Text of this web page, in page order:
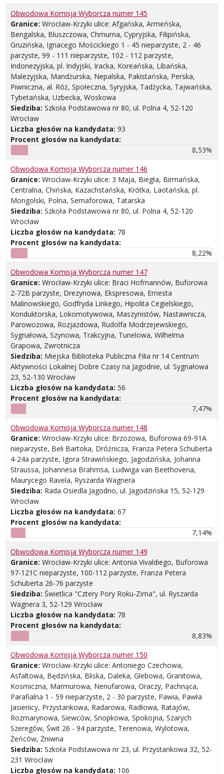
Obwodowa Komisja Wyborcza numer 145
Granice: Wrocław-Krzyki ulice: Afgańska, Armeńska,
Bengalska, Bluszczowa, Chmurna, Cypryjska, Filipińska,
Gruzińska, Ignacego Mościckiego 1 - 45 nieparzyste, 2 - 46
parzyste, 99 - 111 nieparzyste, 102 - 112 parzyste,
Indonezyjska, pl. Indyjski, Iracka, Koreańska, Libańska,
Malezyjska, Mandżurska, Nepalska, Pakistańska, Perska,
Piwniczna, al. Róż, Społeczna, Syryjska, Tadżycka, Tajwańska,
Tybetańska, Uzbecka, Woskowa
Siedziba: Szkoła Podstawowa nr 80, ul. Polna 4, 52-120
Wrocław
Liczba głosów na kandydata: 93
Procent głosów na kandydata:
8,53%
Obwodowa Komisja Wyborcza numer 146
Granice: Wrocław-Krzyki ulice: 3 Maja, Biegła, Birmańska,
Centralna, Chińska, Kazachstańska, Krótka, Laotańska, pl.
Mongolski, Polna, Semaforowa, Tatarska
Siedziba: Szkoła Podstawowa nr 80, ul. Polna 4, 52-120
Wrocław
Liczba głosów na kandydata: 78
Procent głosów na kandydata:
8,22%
Obwodowa Komisja Wyborcza numer 147
Granice: Wrocław-Krzyki ulice: Braci Hofmannów, Buforowa
2-72B parzyste, Drezynowa, Ekspresowa, Ernesta
Malinowskiego, Godfryda Linkego, Hipolita Cegielskiego,
Konduktorska, Lokomotywowa, Maszynistów, Nastawnicza,
Parowozowa, Rozjazdowa, Rudolfa Modrzejewskiego,
Sygnałowa, Szynowa, Trakcyjna, Tunelowa, Wilhelma
Grapowa, Zwrotnicza
Siedziba: Miejska Biblioteka Publiczna Filia nr 14 Centrum
Aktywności Lokalnej Dobre Czasy na Jagodnie, ul. Sygnałowa
23, 52-130 Wrocław
Liczba głosów na kandydata: 56
Procent głosów na kandydata:
7,47%
Obwodowa Komisja Wyborcza numer 148
Granice: Wrocław-Krzyki ulice: Brzozowa, Buforowa 69-91A
nieparzyste, Beli Bartoka, Dróżnicza, Franza Petera Schuberta
4-24a parzyste, Igora Strawińskiego, Jagodzińska, Johanna
Straussa, Johannesa Brahmsa, Ludwiga van Beethovena,
Maurycego Ravela, Ryszarda Wagnera
Siedziba: Rada Osiedla Jagodno, ul. Jagodzińska 15, 52-129
Wrocław
Liczba głosów na kandydata: 67
Procent głosów na kandydata:
7,14%
Obwodowa Komisja Wyborcza numer 149
Granice: Wrocław-Krzyki ulice: Antonia Vivaldiego, Buforowa
97-121C nieparzyste, 100-112 parzyste, Franza Petera
Schuberta 26-76 parzyste
Siedziba: Świetlica "Cztery Pory Roku-Zima", ul. Ryszarda
Wagnera 3, 52-129 Wrocław
Liczba głosów na kandydata: 78
Procent głosów na kandydata:
8,83%
Obwodowa Komisja Wyborcza numer 150
Granice: Wrocław-Krzyki ulice: Antoniego Czechowa,
Asfaltowa, Będzińska, Bliska, Daleka, Glebowa, Granitowa,
Kosmiczna, Marmurowa, Nenufarowa, Oraczy, Pachnąca,
Parafialna 1 - 59 nieparzyste, 2 - 30 parzyste, Pawia, Pawła
Jasienicy, Przystankowa, Radarowa, Radłowa, Ratajów,
Rozmarynowa, Siewców, Snopkowa, Spokojna, Szarych
Szeregów, Świt 26 - 94 parzyste, Terenowa, Wylotowa,
Żeńców, Żniwna
Siedziba: Szkoła Podstawowa nr 23, ul. Przystankowa 32, 52-
231 Wrocław
Liczba głosów na kandydata: 106